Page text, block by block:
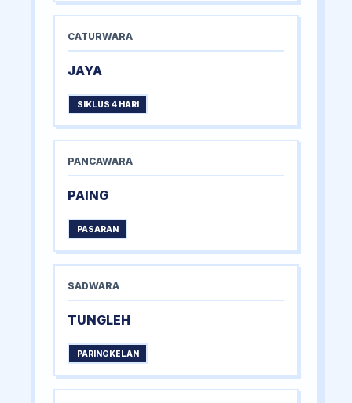
CATURWARA
JAYA
SIKLUS 4 HARI
PANCAWARA
PAING
PASARAN
SADWARA
TUNGLEH
PARINGKELAN